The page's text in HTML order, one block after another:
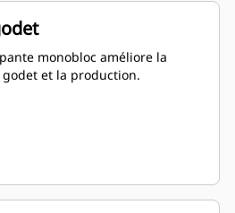
monobloc améliore la
et la production.